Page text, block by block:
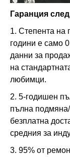
Гаранция
1. Степента на
години е само
данни за
на
любимци.
2. 5-годишен
пълна
безплатна
средния за
3. 95% от